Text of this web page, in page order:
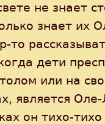
не знает
знает их
то
дети
или на
является
он тихо-тихо